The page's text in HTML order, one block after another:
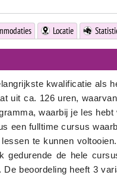
Locatie
kwalificatie als
uit ca. 126 uren,
waarbij je les
een fulltime cursus
te kunnen
gedurende de hele
beoordeling heeft 3